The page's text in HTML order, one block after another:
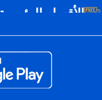
الأقسام الرئيسية